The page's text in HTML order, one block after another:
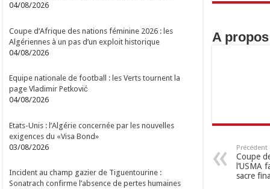
A
Précédent
Coupe
l’USMA
sacre
04/08/2026
Coupe d’Afrique des nations féminine 2026 : les
Algériennes à un pas d’un exploit historique
04/08/2026
Equipe nationale de football : les Verts tournent la
page Vladimir Petković
04/08/2026
Etats-Unis : l’Algérie concernée par les nouvelles
exigences du «Visa Bond»
03/08/2026
Incident au champ gazier de Tiguentourine :
Sonatrach confirme l’absence de pertes humaines